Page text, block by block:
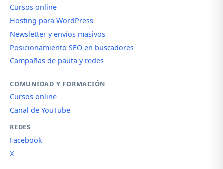
Cursos online
Hosting para WordPress
Newsletter y envíos masivos
Posicionamiento SEO en buscadores
Campañas de pauta y redes
COMUNIDAD Y FORMACIÓN
Cursos online
Canal de YouTube
REDES
Facebook
X